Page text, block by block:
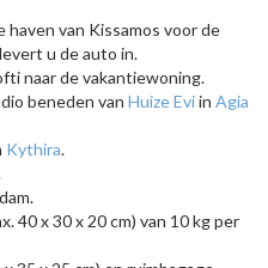
haven van Kissamos voor de
u de auto in.
naar de vakantiewoning.
beneden van Huize Eviin Agia
Kythira.
40 x 30 x 20 cm) van 10 kg per